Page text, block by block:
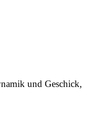
und Geschick,